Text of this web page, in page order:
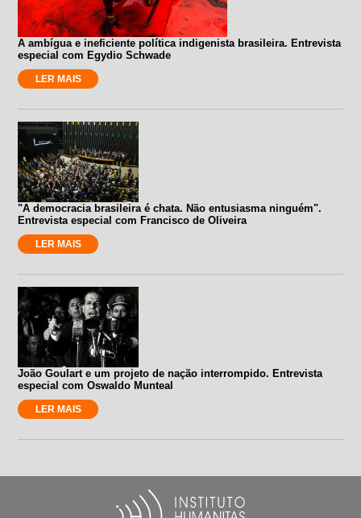
A ambígua e ineficiente política indigenista brasileira. Entrevista
especial com Egydio Schwade
LER MAIS
"A democracia brasileira é chata. Não entusiasma ninguém".
Entrevista especial com Francisco de Oliveira
LER MAIS
João Goulart e um projeto de nação interrompido. Entrevista
especial com Oswaldo Munteal
LER MAIS